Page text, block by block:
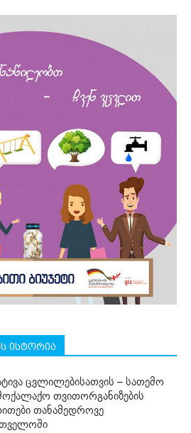
ისტორია
ცვლილებისათვის – სათემო
თვითორგანიზების
თანამედროვე